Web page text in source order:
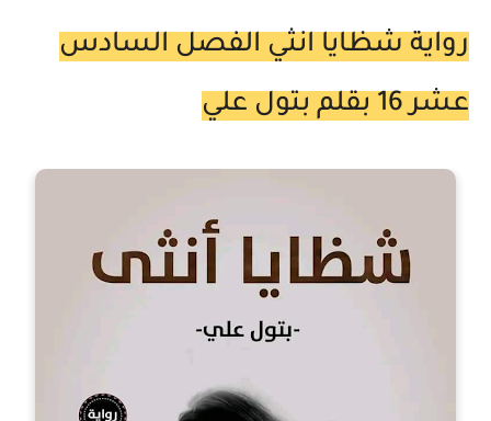
رواية شظايا انثي الفصل السادس
عشر 16 بقلم بتول علي